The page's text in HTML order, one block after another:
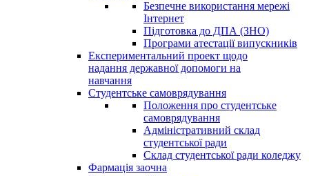
Безпечне використання мережі
Інтернет
Підготовка до ДПА (ЗНО)
Програми атестації випускників
Експериментальний проект щодо
надання державної допомоги на
навчання
Студентське самоврядування
Положення про студентське
самоврядування
Адміністративний склад
студентської ради
Склад студентської ради коледжу
Фармація заочна